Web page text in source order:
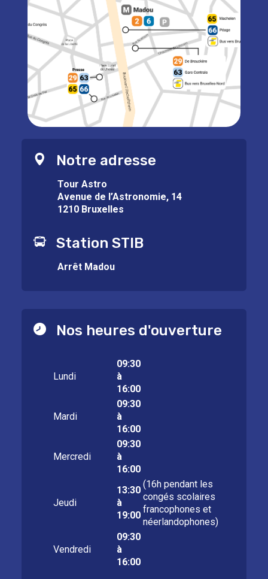
Notre adresse
Tour Astro
Avenue de l’Astronomie, 14
1210 Bruxelles
Station STIB
Arrêt Madou
Nos heures d'ouverture
Lundi
09:30
à
16:00
Mardi
09:30
à
16:00
Mercredi
09:30
à
16:00
Jeudi
13:30
à
19:00
(16h pendant les
congés scolaires
francophones et
néerlandophones)
Vendredi
09:30
à
16:00